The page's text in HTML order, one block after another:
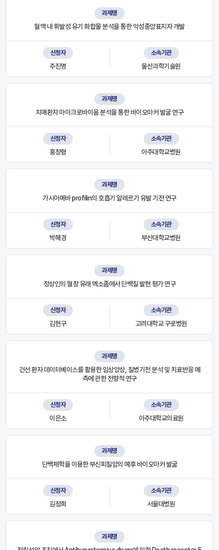
과제명
혈액 내 휘발성 유기 화합물 분석을 통한 악성종양표지자 개발
신청자
주진명
소속기관
울산과학기술원
과제명
치매환자 마이크로바이옴 분석을 통한 바이오마커 발굴 연구
신청자
홍창형
소속기관
아주대학교병원
과제명
가시아메바 profilin의 호흡기 알레르기 유발 기전 연구
신청자
박혜경
소속기관
부산대학교병원
과제명
정상인의 혈장 유래 엑소좀에서 단백질 발현 평가 연구
신청자
김현구
소속기관
고려대학교 구로병원
과제명
건선 환자 데이터베이스를 활용한 임상양상, 질병기전 분석 및 치료반응 예
측에 관한 전향적 연구
신청자
이은소
소속기관
아주대학교의료원
과제명
단백체학을 이용한 부신피질암의 예후 바이오마커 발굴
신청자
김정희
소속기관
서울대병원
과제명